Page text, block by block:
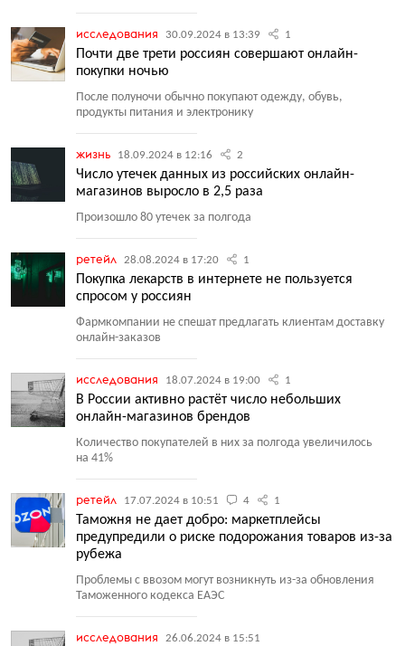
исследования 30.09.2024 в 13:39 1
Почти две трети россиян совершают онлайн-
покупки ночью
После полуночи обычно покупают одежду, обувь,
продукты питания и электронику
жизнь 18.09.2024 в 12:16 2
Число утечек данных из российских онлайн-
магазинов выросло в 2,5 раза
Произошло 80 утечек за полгода
ретейл 28.08.2024 в 17:20 1
Покупка лекарств в интернете не пользуется
спросом у россиян
Фармкомпании не спешат предлагать клиентам доставку
онлайн-заказов
исследования 18.07.2024 в 19:00 1
В России активно растёт число небольших
онлайн-магазинов брендов
Количество покупателей в них за полгода увеличилось
на 41%
ретейл 17.07.2024 в 10:51 4 1
Таможня не дает добро: маркетплейсы
предупредили о риске подорожания товаров из-за
рубежа
Проблемы с ввозом могут возникнуть из-за обновления
Таможенного кодекса ЕАЭС
исследования 26.06.2024 в 15:51